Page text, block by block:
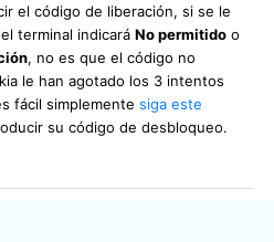
el código de liberación, si se le
terminal indicará No permitido o
, no es que el código no
le han agotado los 3 intentos
fácil simplemente siga este
su código de desbloqueo.